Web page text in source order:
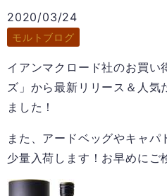
2020/03/24
モルトブログ
イアンマクロード社のお買い
ズ」から最新リリース＆人気
ました！
また、アードベッグやキャ
少量入荷します！お早めにご